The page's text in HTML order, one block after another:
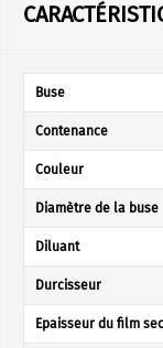
Buse
Contenance
Couleur
Diamètre de la buse
Diluant
Durcisseur
Epaisseur du film sec